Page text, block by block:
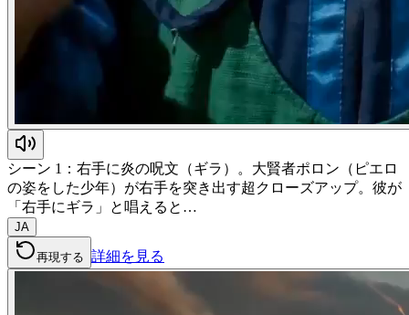
シーン 1：右手に炎の呪文（ギラ）。大賢者ポロン（ピエロ
の姿をした少年）が右手を突き出す超クローズアップ。彼が
「右手にギラ」と唱えると…
JA
再現する 詳細を見る